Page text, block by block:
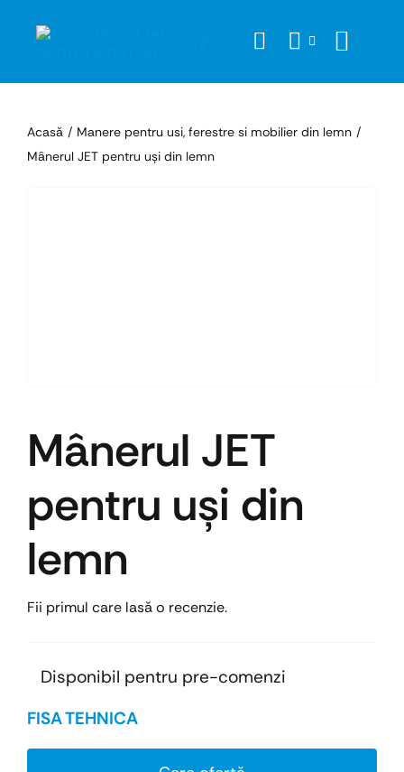
Acasă
Manere pentru usi, ferestre si mobilier din lemn
Mânerul JET pentru uşi din lemn
Mânerul JET
pentru uşi din
lemn
Fii primul care lasă o recenzie.
Disponibil pentru pre-comenzi
FISA TEHNICA